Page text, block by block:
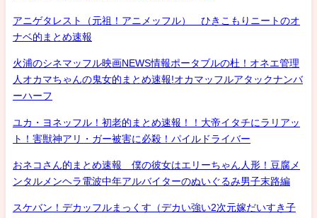
アニゲタレスト（元祖！アニメッフル） ひきこもりニートのオ
ナベ的まとめ速報
火浦のシネマッフル映画NEWS情報ポータブルの杜！オネエ管理
人オカマちゃんの鬼女的まとめ速報!オカマッフルアタックナンバ
ーハーフ
ユカ・ヨネッフル！初老的まとめ速報！！大帝イタチにラリアッ
ト！害獣神アリ・ガー被害に必殺！パイルドライバー
おネコさん的まとめ速報 僕の彼女はエリーちゃん人形！豆腐メ
ンタルメンヘラ電波中年アルバイターのぬいぐるみ男子末路編
スケバン！デカッフルまっくす（デカい強い2次元嫁だいすき子